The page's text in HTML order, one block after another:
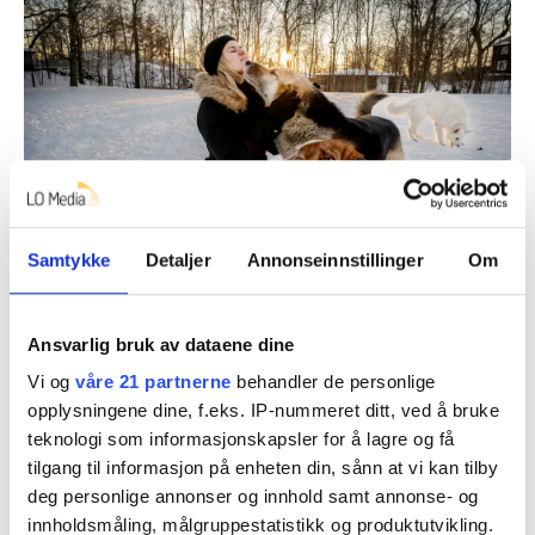
Samtykke Detaljer Annonseinnstillinger Om
Ansvarlig bruk av dataene dine
Vi og våre 21 partnerne behandler de personlige
opplysningene dine, f.eks. IP-nummeret ditt, ved å bruke
teknologi som informasjonskapsler for å lagre og få
tilgang til informasjon på enheten din, sånn at vi kan tilby
deg personlige annonser og innhold samt annonse- og
innholdsmåling, målgruppestatistikk og produktutvikling.
Denne artikkelen erover ett år gammel.
fagforbundet Folk Nyheter fagbladet